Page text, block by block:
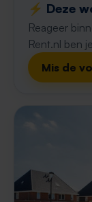
⚡️ Deze
Reageer
Rent.nl ben
Mis de